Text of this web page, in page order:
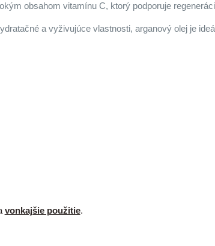
obsahom vitamínu C, ktorý podporuje
a vyživujúce vlastnosti, arganový olej je
vonkajšie použitie.